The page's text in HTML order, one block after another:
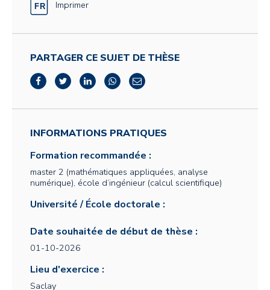
Imprimer
PARTAGER CE SUJET DE THÈSE
INFORMATIONS PRATIQUES
Formation recommandée :
master 2 (mathématiques appliquées, analyse
numérique), école d’ingénieur (calcul scientifique)
Université / École doctorale :
Date souhaitée de début de thèse :
01-10-2026
Lieu d'exercice :
Saclay